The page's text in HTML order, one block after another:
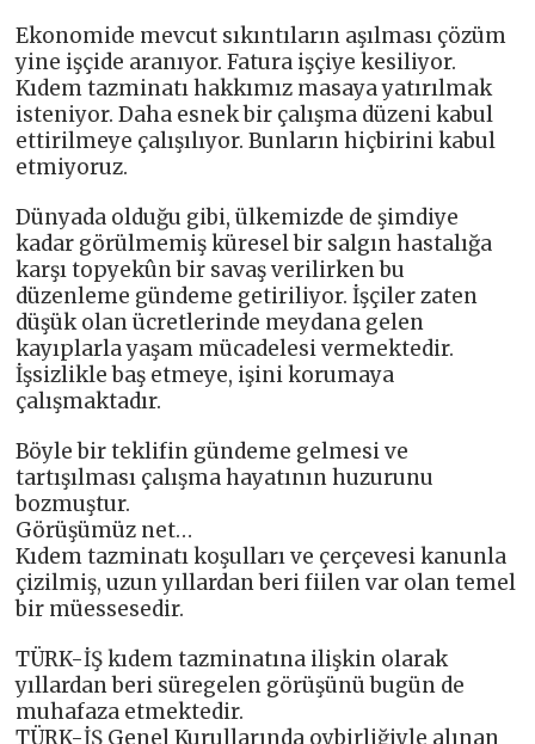
Ekonomide mevcut sıkıntıların aşılması çözüm
yine işçide aranıyor. Fatura işçiye kesiliyor.
Kıdem tazminatı hakkımız masaya yatırılmak
isteniyor. Daha esnek bir çalışma düzeni kabul
ettirilmeye çalışılıyor. Bunların hiçbirini kabul
etmiyoruz.
Dünyada olduğu gibi, ülkemizde de şimdiye
kadar görülmemiş küresel bir salgın hastalığa
karşı topyekûn bir savaş verilirken bu
düzenleme gündeme getiriliyor. İşçiler zaten
düşük olan ücretlerinde meydana gelen
kayıplarla yaşam mücadelesi vermektedir.
İşsizlikle baş etmeye, işini korumaya
çalışmaktadır.
Böyle bir teklifin gündeme gelmesi ve
tartışılması çalışma hayatının huzurunu
bozmuştur.
Görüşümüz net…
Kıdem tazminatı koşulları ve çerçevesi kanunla
çizilmiş, uzun yıllardan beri fiilen var olan temel
bir müessesedir.
TÜRK-İŞ kıdem tazminatına ilişkin olarak
yıllardan beri süregelen görüşünü bugün de
muhafaza etmektedir.
TÜRK-İŞ Genel Kurullarında oybirliğiyle alınan